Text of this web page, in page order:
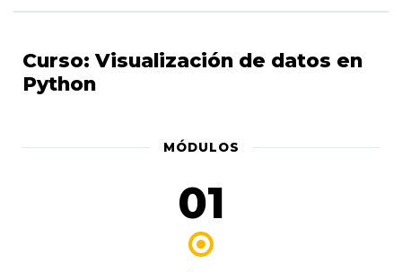
Curso: Visualización de datos en
Python
MÓDULOS
01